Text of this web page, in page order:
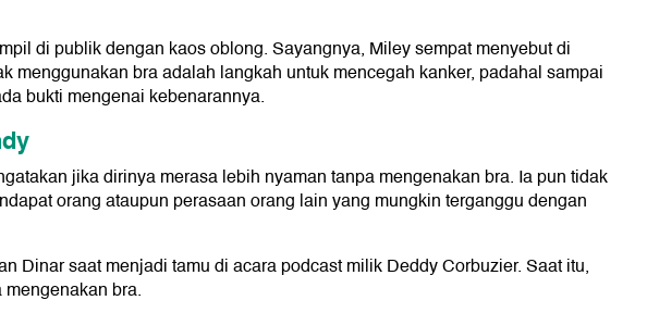
di publik dengan kaos oblong. Sayangnya, Miley sempat menyebut di
menggunakan bra adalah langkah untuk mencegah kanker, padahal sampai
bukti mengenai kebenarannya.
jika dirinya merasa lebih nyaman tanpa mengenakan bra. Ia pun tidak
orang ataupun perasaan orang lain yang mungkin terganggu dengan
Dinar saat menjadi tamu di acara podcast milik Deddy Corbuzier. Saat itu,
bra.